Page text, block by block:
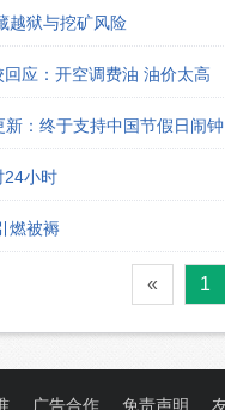
越狱与挖矿风险
应：开空调费油 油价太高
：终于支持中国节假日闹
24小时
燃被褥
« 1
广告合作 免责声明